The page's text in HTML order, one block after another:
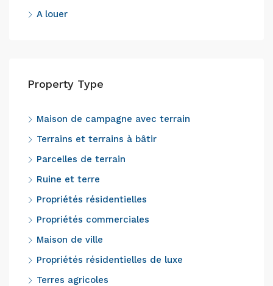
A louer
Property Type
Maison de campagne avec terrain
Terrains et terrains à bâtir
Parcelles de terrain
Ruine et terre
Propriétés résidentielles
Propriétés commerciales
Maison de ville
Propriétés résidentielles de luxe
Terres agricoles